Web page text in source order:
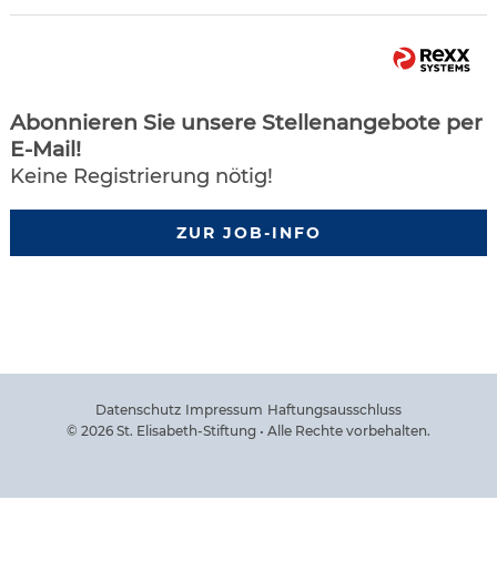
Abonnieren Sie unsere Stellenangebote per
E-Mail!
Keine Registrierung nötig!
ZUR JOB-INFO
Datenschutz Impressum Haftungsausschluss
© 2026 St. Elisabeth-Stiftung • Alle Rechte vorbehalten.